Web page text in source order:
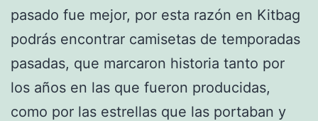
pasado fue mejor, por esta razón en Kitbag
podrás encontrar camisetas de temporadas
pasadas, que marcaron historia tanto por
los años en las que fueron producidas,
como por las estrellas que las portaban y